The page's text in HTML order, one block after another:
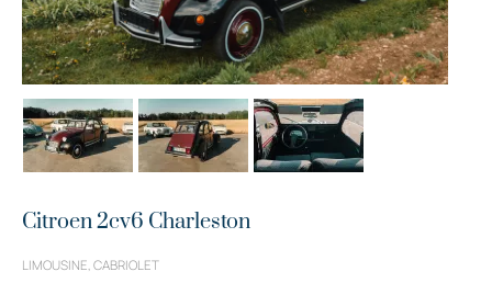
Citroen 2cv6 Charleston
LIMOUSINE, CABRIOLET